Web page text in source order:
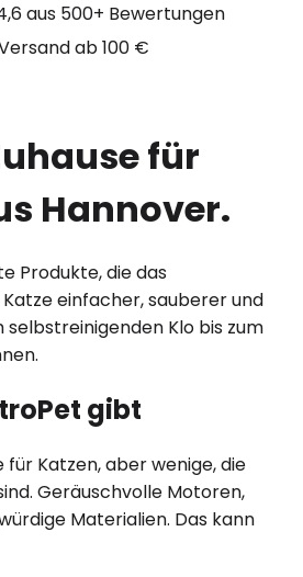
aus 500+ Bewertungen
ab 100 €
für
Hannover.
Produkte, die das
einfacher, sauberer und
Klo bis zum
gibt
für Katzen, aber wenige, die
Geräuschvolle Motoren,
Materialien. Das kann